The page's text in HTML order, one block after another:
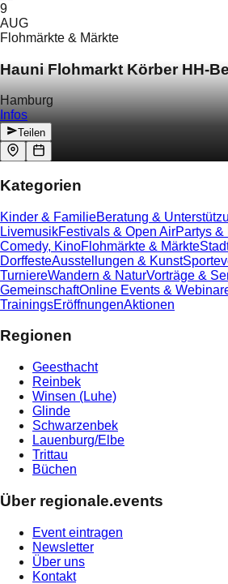
9
AUG
Flohmärkte & Märkte
Hauni Flohmarkt Körber HH-
Hamburg
Infos
Teilen
Kategorien
Kinder & FamilieBeratung &
LivemusikFestivals & Open AirPartys &
Comedy, KinoFlohmärkte & Märkte
DorffesteAusstellungen & Kunst
TurniereWandern & NaturVorträge &
GemeinschaftOnline Events &
TrainingsEröffnungenAktionen
Regionen
Geesthacht
Reinbek
Winsen (Luhe)
Glinde
Schwarzenbek
Lauenburg/Elbe
Trittau
Büchen
Über regionale.events
Event eintragen
Newsletter
Über uns
Kontakt